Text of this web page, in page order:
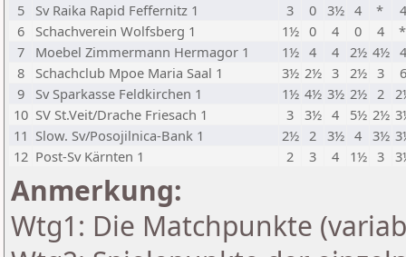
5
Sv Raika Rapid Feffernitz 1 3 0 3½ 4 *
6
Schachverein Wolfsberg 1 1½ 0 4 0 4
7
Moebel Zimmermann Hermagor 1 1½ 4 4 2½ 4½
8
Schachclub Mpoe Maria Saal 1 3½ 2½ 3 2½ 3
9
Sv Sparkasse Feldkirchen 1 1½ 4½ 3½ 2½ 2
10 SV St.Veit/Drache Friesach 1 3 3½ 4 5½ 2½
11 Slow. Sv/Posojilnica-Bank 1 2½ 2 3½ 4 3½
12 Post-Sv Kärnten 1 2 3 4 1½ 3
Anmerkung:
Wtg1: Die Matchpunkte